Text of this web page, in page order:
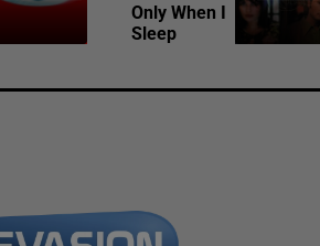
Only When I
Sleep